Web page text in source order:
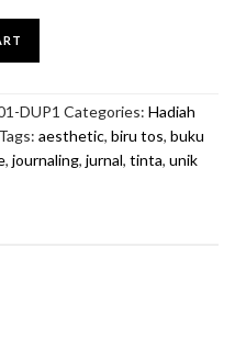
DUP1 Categories: Hadiah
Tags: aesthetic, biru tos, buku
, journaling, jurnal, tinta, unik